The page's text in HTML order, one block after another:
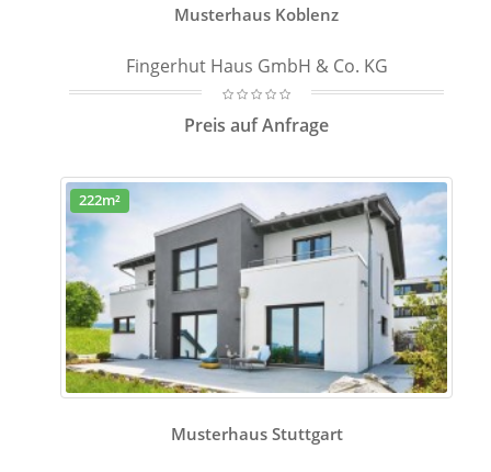
Musterhaus Koblenz
Fingerhut Haus GmbH & Co. KG
Preis auf Anfrage
222m²
Musterhaus Stuttgart